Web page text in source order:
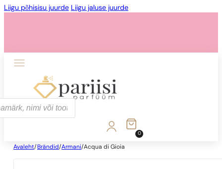
Liigu põhisisu juurde Liigu jaluse juurde
0
Avaleht/ Brändid/Armani/Acqua di Gioia